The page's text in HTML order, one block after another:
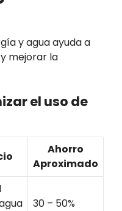
y agua ayuda a
mejorar la
el uso de
Ahorro
Aproximado
30 – 50%